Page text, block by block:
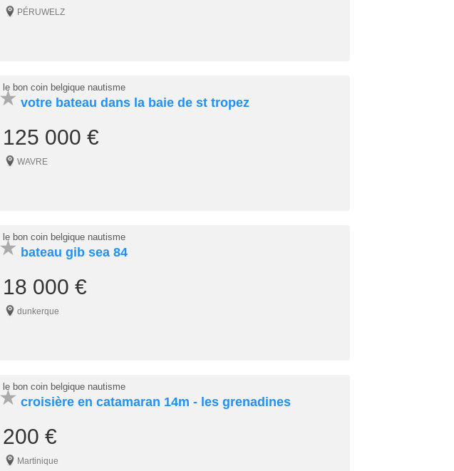
PÉRUWELZ
votre bateau dans la baie de st tropez
le bon coin belgique nautisme
125 000 €
WAVRE
★
bateau gib sea 84
le bon coin belgique nautisme
18 000 €
dunkerque
★
croisière en catamaran 14m - les grenadines
le bon coin belgique nautisme
200 €
Martinique
★